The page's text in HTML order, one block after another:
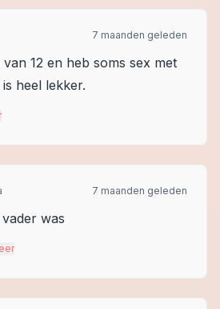
7 maanden geleden
12 en heb soms sex met
heel lekker.
7 maanden geleden
was